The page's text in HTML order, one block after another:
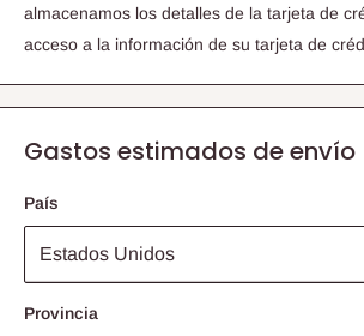
almacenamos los detalles de la tarjeta de
acceso a la información de su tarjeta de
Gastos estimados de envío
País
Provincia